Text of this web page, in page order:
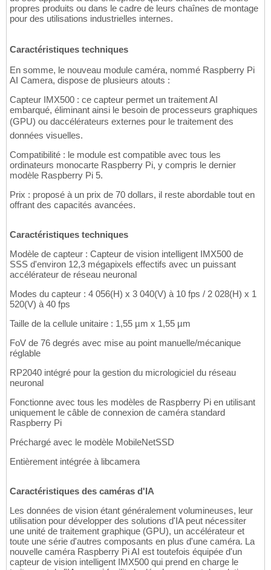
propres produits ou dans le cadre de leurs chaînes de montage
pour des utilisations industrielles internes.
Caractéristiques techniques
En somme, le nouveau module caméra, nommé Raspberry Pi
AI Camera, dispose de plusieurs atouts :
Capteur IMX500 : ce capteur permet un traitement AI
embarqué, éliminant ainsi le besoin de processeurs graphiques
(GPU) ou daccélérateurs externes pour le traitement des
données visuelles.
Compatibilité : le module est compatible avec tous les
ordinateurs monocarte Raspberry Pi, y compris le dernier
modèle Raspberry Pi 5.
Prix : proposé à un prix de 70 dollars, il reste abordable tout en
offrant des capacités avancées.
Caractéristiques techniques
Modèle de capteur : Capteur de vision intelligent IMX500 de
SSS d'environ 12,3 mégapixels effectifs avec un puissant
accélérateur de réseau neuronal
Modes du capteur : 4 056(H) x 3 040(V) à 10 fps / 2 028(H) x 1
520(V) à 40 fps
Taille de la cellule unitaire : 1,55 µm x 1,55 µm
FoV de 76 degrés avec mise au point manuelle/mécanique
réglable
RP2040 intégré pour la gestion du micrologiciel du réseau
neuronal
Fonctionne avec tous les modèles de Raspberry Pi en utilisant
uniquement le câble de connexion de caméra standard
Raspberry Pi
Préchargé avec le modèle MobileNetSSD
Entièrement intégrée à libcamera
Caractéristiques des caméras d'IA
Les données de vision étant généralement volumineuses, leur
utilisation pour développer des solutions d'IA peut nécessiter
une unité de traitement graphique (GPU), un accélérateur et
toute une série d'autres composants en plus d'une caméra. La
nouvelle caméra Raspberry Pi AI est toutefois équipée d'un
capteur de vision intelligent IMX500 qui prend en charge le